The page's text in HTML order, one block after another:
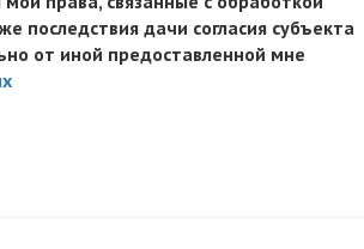
последствия дачи согласия субъекта
от иной предоставленной мне